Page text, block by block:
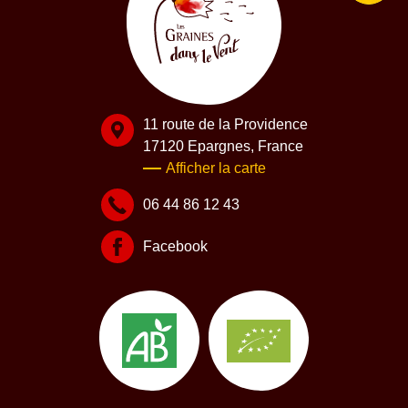
11 route de la Providence
17120 Epargnes, France
Afficher la carte
06 44 86 12 43
Facebook